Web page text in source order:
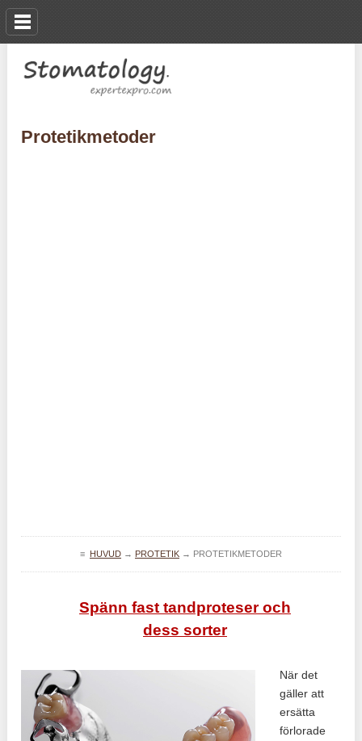
Protetikmetoder
≡ HUVUD→ PROTETIK→ PROTETIKMETODER
Spänn fast tandproteser och
dess sorter
När det
gäller att
ersätta
förlorade